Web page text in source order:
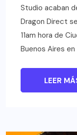
Studio acaban
Dragon Direct
11am hora de
Buenos Aires
LEER